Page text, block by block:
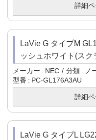
詳細
LaVie G タイプM
ッシュホワイト(スク
メーカー NEC 分類
ノ
型番
PC-GL176A3AU
詳細
LaVie G タイプL